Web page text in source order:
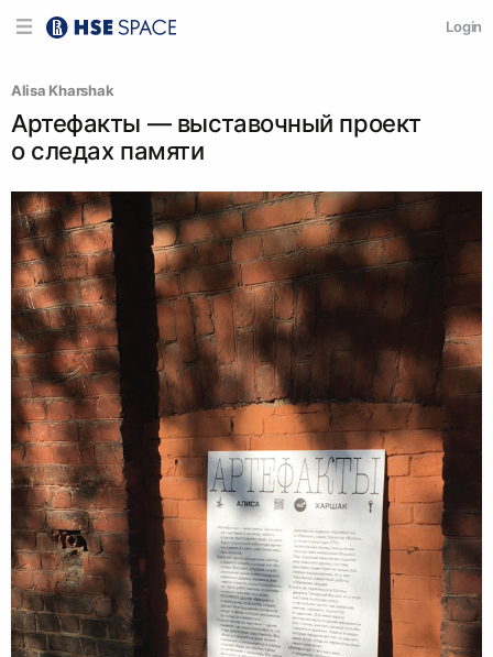
Login
Alisa Kharshak
Артефакты — выставочный проект
о следах памяти